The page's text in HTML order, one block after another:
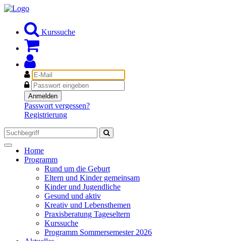
Kurssuche
E-
Mail
Passwort
Anmelden
Passwort vergessen?
Registrierung
Toggle
navigation
Home
Programm
Rund um die Geburt
Eltern und Kinder gemeinsam
Kinder und Jugendliche
Gesund und aktiv
Kreativ und Lebensthemen
Praxisberatung Tageseltern
Kurssuche
Programm Sommersemester 2026